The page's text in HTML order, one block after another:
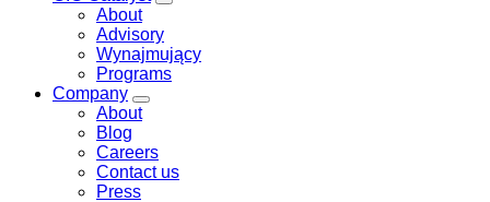
Toggle
Catalyst
menu
About
Advisory
Wynajmujący
Programs
Company
Toggle
Company
About
Blog
Careers
Contact us
Press